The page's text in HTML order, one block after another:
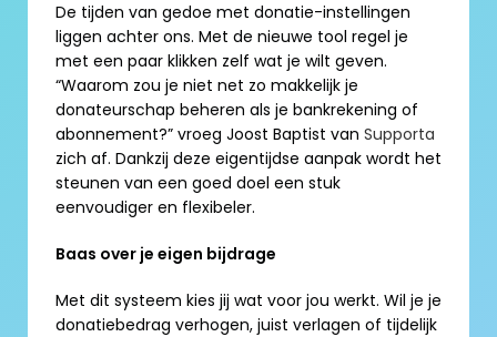
De tijden van gedoe met donatie-instellingen
liggen achter ons. Met de nieuwe tool regel je
met een paar klikken zelf wat je wilt geven.
“Waarom zou je niet net zo makkelijk je
donateurschap beheren als je bankrekening of
abonnement?” vroeg Joost Baptist van Supporta
zich af. Dankzij deze eigentijdse aanpak wordt het
steunen van een goed doel een stuk
eenvoudiger en flexibeler.
Baas over je eigen bijdrage
Met dit systeem kies jij wat voor jou werkt. Wil je je
donatiebedrag verhogen, juist verlagen of tijdelijk